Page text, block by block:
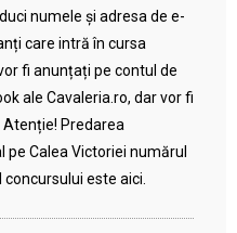
numele și adresa de e-
care intră în cursa
fi anunțați pe contul de
ale Cavaleria.ro, dar vor fi
Predarea
Calea Victoriei numărul
este aici.